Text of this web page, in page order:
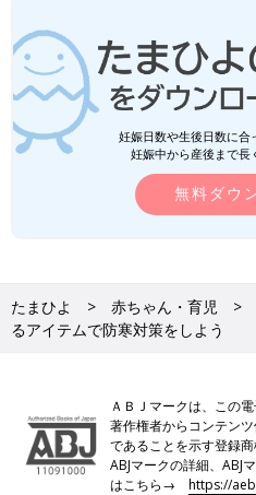
妊娠日数や生後日数に合
妊娠中から産後まで長
無料ダウ
たまひよ 赤ちゃん・育児
るアイテムで防寒対策をしよう
ＡＢＪマークは、この
著作権者からコンテン
であることを示す登録
ABJマークの詳細、ABJ
はこちら→https://